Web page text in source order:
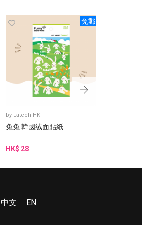
免郵
by Latech HK
兔兔 韓國绒面貼紙
HK$ 28
中文 EN